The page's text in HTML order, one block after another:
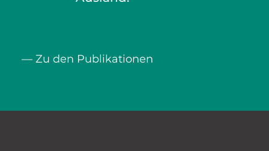
— Zu den Publikationen